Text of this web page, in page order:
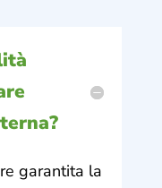
garantita la